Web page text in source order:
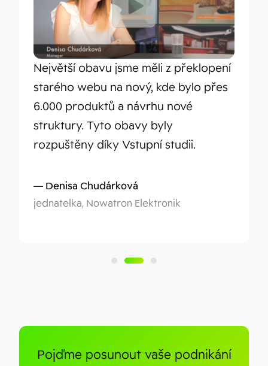
Největší obavu jsme měli z překlopení
starého webu na nový, kde bylo přes
6.000 produktů a návrhu nové
struktury. Tyto obavy byly
rozpuštěny díky Vstupní studii.
Denisa Chudárková
jednatelka, Nowatron Elektronik
Pojďme posunout vaše podnikání